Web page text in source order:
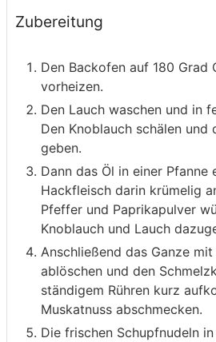
Zubereitung
Den Backofen auf 180 Grad
vorheizen.
Den Lauch waschen und in
Den Knoblauch schälen und
geben.
Dann das Öl in einer Pfanne
Hackfleisch darin krümelig
Pfeffer und Paprikapulver
Knoblauch und Lauch
Anschließend das Ganze mit
ablöschen und den
ständigem Rühren kurz
Muskatnuss abschmecken.
Die frischen Schupfnudeln